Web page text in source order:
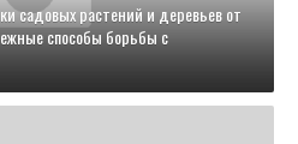
садовых растений и деревьев от
способы борьбы с